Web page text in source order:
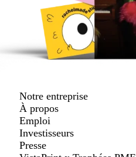
Notre entreprise
À propos
Emploi
Investisseurs
Presse